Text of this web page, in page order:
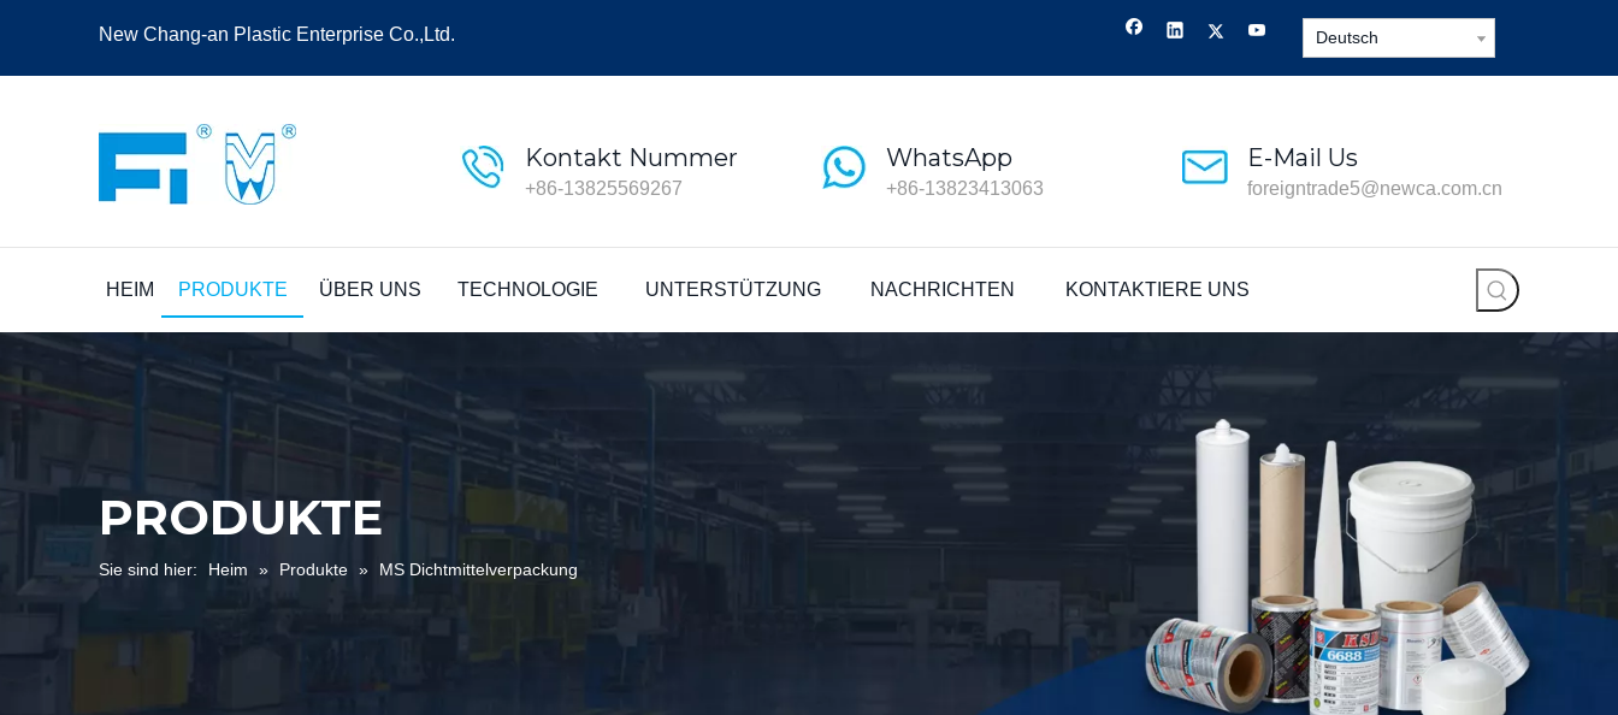
New Chang-an Plastic Enterprise Co.,Ltd. Deutsch
Kontakt Nummer
+86-13825569267
WhatsApp
+86-13823413063
E-Mail Us
foreigntrade5@newca.com.cn
HEIM PRODUKTE ÜBER UNS TECHNOLOGIE UNTERSTÜTZUNG NACHRICHTEN KONTAKTIERE UNS
PRODUKTE
Sie sind hier: Heim » Produkte » MS Dichtmittelverpackung